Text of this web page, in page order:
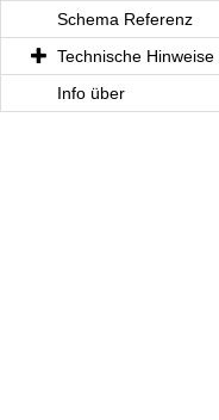
Schema Referenz
Technische Hinweise
Info über